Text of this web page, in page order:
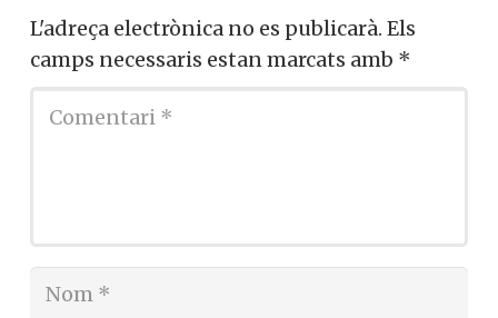
L'adreça electrònica no es publicarà. Els
camps necessaris estan marcats amb *